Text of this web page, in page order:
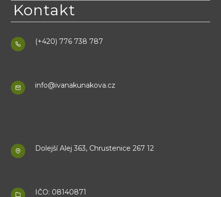
Kontakt
(+420) 776 738 787
info@ivanakunakova.cz
Dolejší Alej 363, Chrustenice 267 12
IČO: 08140871